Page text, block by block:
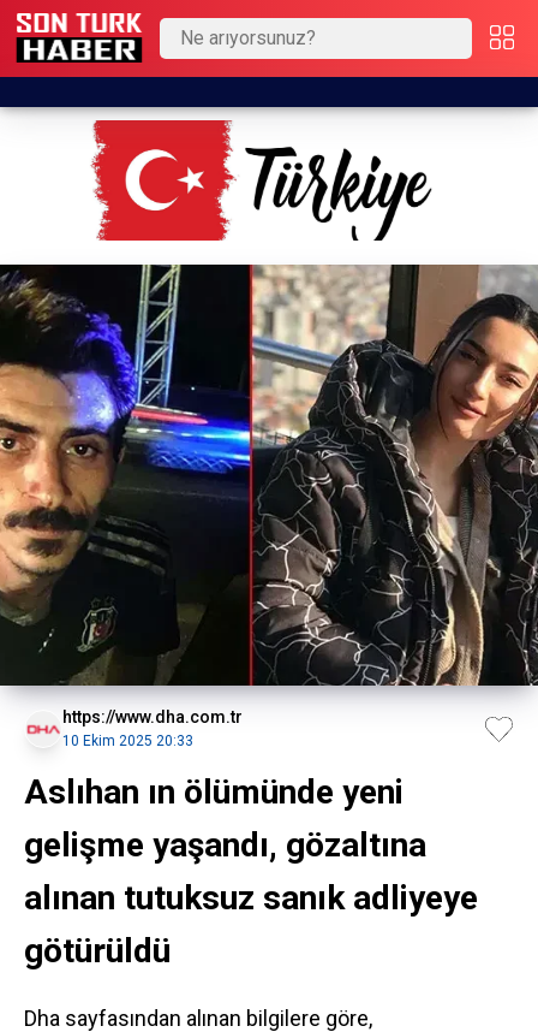
https://www.dha.com.tr
10 Ekim 2025 20:33
Aslıhan ın ölümünde yeni
gelişme yaşandı, gözaltına
alınan tutuksuz sanık adliyeye
götürüldü
Dha sayfasından alınan bilgilere göre,